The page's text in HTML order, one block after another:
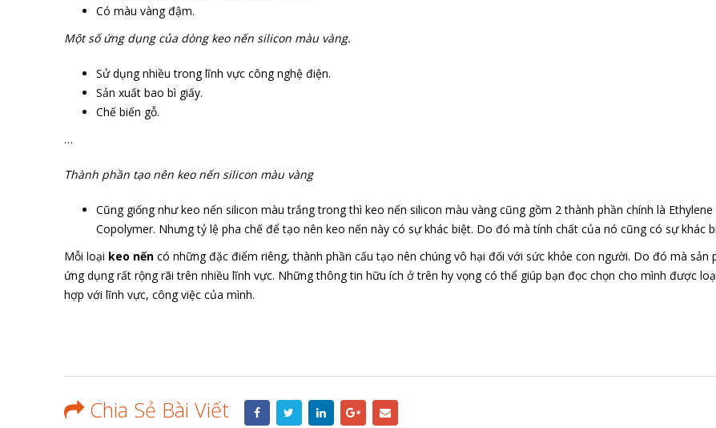
Có màu vàng đậm.
Một số ứng dụng của dòng keo nến silicon màu vàng.
Sử dụng nhiều trong lĩnh vực công nghệ điện.
Sản xuất bao bì giấy.
Chế biến gỗ.
…
Thành phần tạo nên keo nến silicon màu vàng
Cũng giống như keo nến silicon màu trắng trong thì keo nến silicon màu vàng cũng gồm 2 thành phần chính là Ethylene
Copolymer. Nhưng tỷ lệ pha chế để tạo nên keo nến này có sự khác biệt. Do đó mà tính chất của nó cũng có sự khác
Mỗi loại keo nến có những đặc điểm riêng, thành phần cấu tạo nên chúng vô hại đối với sức khỏe con người. Do đó mà sản
ứng dụng rất rộng rãi trên nhiều lĩnh vực. Những thông tin hữu ích ở trên hy vọng có thể giúp bạn đọc chọn cho mình được
hợp với lĩnh vực, công việc của mình.
Chia Sẻ Bài Viết